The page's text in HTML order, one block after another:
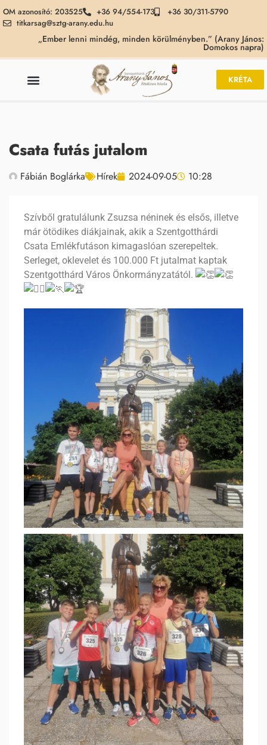
OM azonosító: 203525 +36 94/554-173
+36 30/311-5790
titkarsag@sztg-arany.edu.hu
„Ember lenni mindég, minden körülményben.” (Arany János:
Domokos napra)
KRÉTA
Csata futás jutalom
Fábián Boglárka Hírek 2024-09-05 10:28
Szívből gratulálunk Zsuzsa néninek és elsős, illetve
már ötödikes diákjainak, akik a Szentgotthárdi
Csata Emlékfutáson kimagaslóan szerepeltek.
Serleget, oklevelet és 100.000 Ft jutalmat kaptak
Szentgotthárd Város Önkormányzatától.